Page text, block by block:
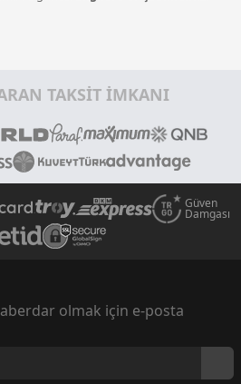
TAKSİT İMKANI
Güven
Damgası
olmak için e-posta